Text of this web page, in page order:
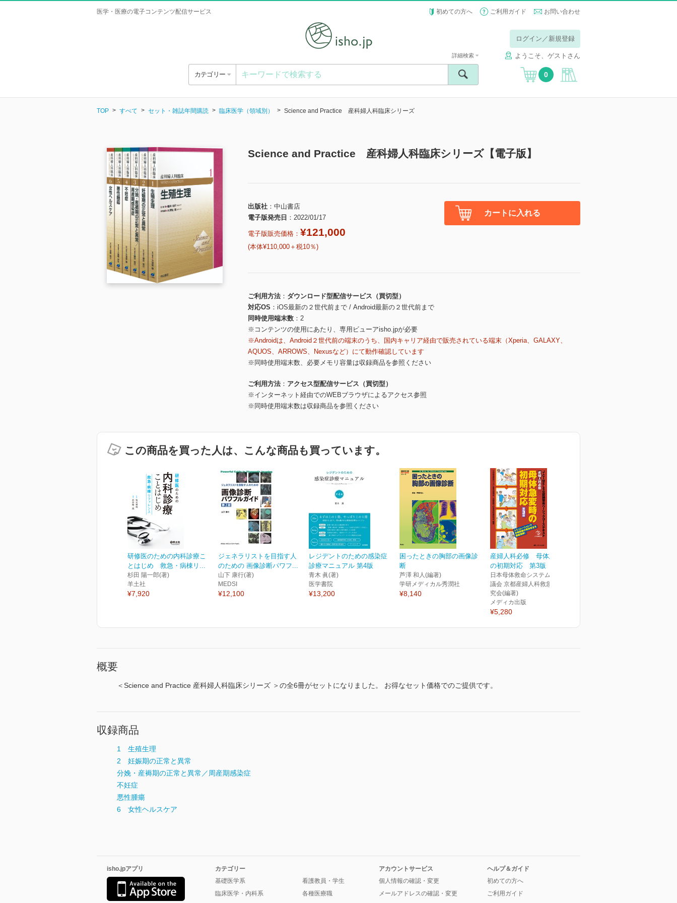
医学・医療の電子コンテンツ配信サービス 初めての方へ ご利用ガイド お問い合わせ
ログイン／新規登録
ようこそ、ゲストさん
カテゴリー
詳細検索
0
TOP すべて セット・雑誌年間購読 臨床医学（領域別） Science and Practice 産科婦人科臨床シリーズ
Science and Practice 産科婦人科臨床シリーズ【電子版】
出版社
中山書店
電子版発売日
2022/01/17
電子版販売価格： ¥121,000
(本体¥110,000＋税10％)
カートに入れる
ご利用方法
ダウンロード型配信サービス（買切型）
対応OS
iOS最新の２世代前まで / Android最新の２世代前まで
同時使用端末数
2
※コンテンツの使用にあたり、専用ビューアisho.jpが必要
※Androidは、Android２世代前の端末のうち、国内キャリア経由で販売されている端末（Xperia、GALAXY、
AQUOS、ARROWS、Nexusなど）にて動作確認しています
※同時使用端末数、必要メモリ容量は収録商品を参照ください
ご利用方法
アクセス型配信サービス（買切型）
※インターネット経由でのWEBブラウザによるアクセス参照
※同時使用端末数は収録商品を参照ください
この商品を買った人は、こんな商品も買っています。
研修医のための内科診療こ
とはじめ 救急・病棟リ...
杉田 陽一郎(著)
羊土社
¥7,920
ジェネラリストを目指す人
のための 画像診断パワフ...
山下 康行(著)
MEDSI
¥12,100
レジデントのための感染症
診療マニュアル 第4版
青木 眞(著)
医学書院
¥13,200
困ったときの胸部の画像診
断
芦澤 和人(編著)
学研メディカル秀潤社
¥8,140
産婦人科必修 母体急変時
の初期対応 第3版
日本母体救命システム普及協
議会 京都産婦人科救急診療研
究会(編著)
メディカ出版
¥5,280
概要
＜Science and Practice 産科婦人科臨床シリーズ ＞の全6冊がセットになりました。 お得なセット価格でのご提供です。
収録商品
1 生殖生理
2 妊娠期の正常と異常
分娩・産褥期の正常と異常／周産期感染症
不妊症
悪性腫瘍
6 女性ヘルスケア
isho.jpアプリ
カテゴリー
基礎医学系
臨床医学・内科系
看護教員・学生
各種医療職
アカウントサービス
個人情報の確認・変更
メールアドレスの確認・変更
ヘルプ＆ガイド
初めての方へ
ご利用ガイド